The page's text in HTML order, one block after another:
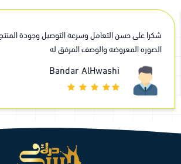
شكرا على حسن التعامل وسرعة التوصيل وجودة
الصوره المعروضه والوصف المرفق له
Bandar AlHwashi